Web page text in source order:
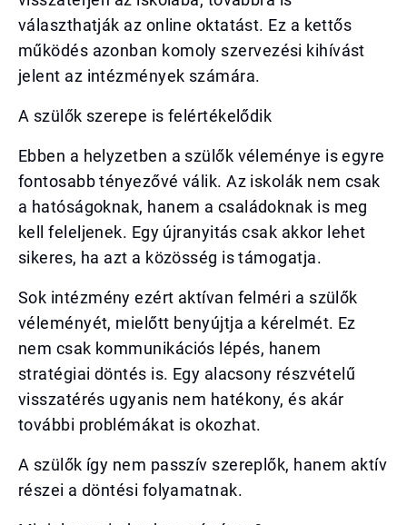
választhatják az online oktatást. Ez a kettős
működés azonban komoly szervezési kihívást
jelent az intézmények számára.
A szülők szerepe is felértékelődik
Ebben a helyzetben a szülők véleménye is egyre
fontosabb tényezővé válik. Az iskolák nem csak
a hatóságoknak, hanem a családoknak is meg
kell feleljenek. Egy újranyitás csak akkor lehet
sikeres, ha azt a közösség is támogatja.
Sok intézmény ezért aktívan felméri a szülők
véleményét, mielőtt benyújtja a kérelmét. Ez
nem csak kommunikációs lépés, hanem
stratégiai döntés is. Egy alacsony részvételű
visszatérés ugyanis nem hatékony, és akár
további problémákat is okozhat.
A szülők így nem passzív szereplők, hanem aktív
részei a döntési folyamatnak.